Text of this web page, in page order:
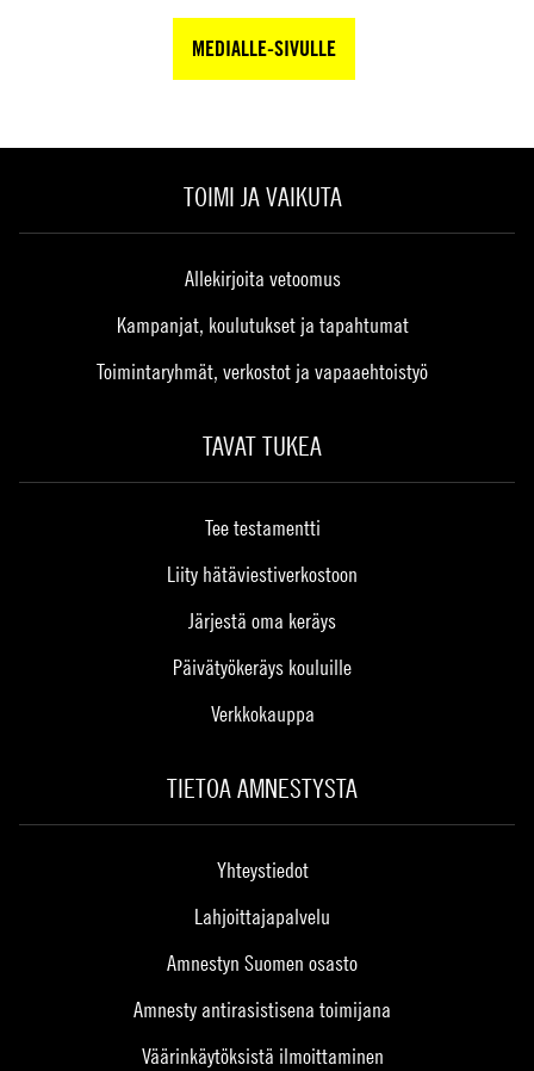
MEDIALLE-SIVULLE
TOIMI JA VAIKUTA
Allekirjoita vetoomus
Kampanjat, koulutukset ja tapahtumat
Toimintaryhmät, verkostot ja vapaaehtoistyö
TAVAT TUKEA
Tee testamentti
Liity hätäviestiverkostoon
Järjestä oma keräys
Päivätyökeräys kouluille
Verkkokauppa
TIETOA AMNESTYSTA
Yhteystiedot
Lahjoittajapalvelu
Amnestyn Suomen osasto
Amnesty antirasistisena toimijana
Väärinkäytöksistä ilmoittaminen